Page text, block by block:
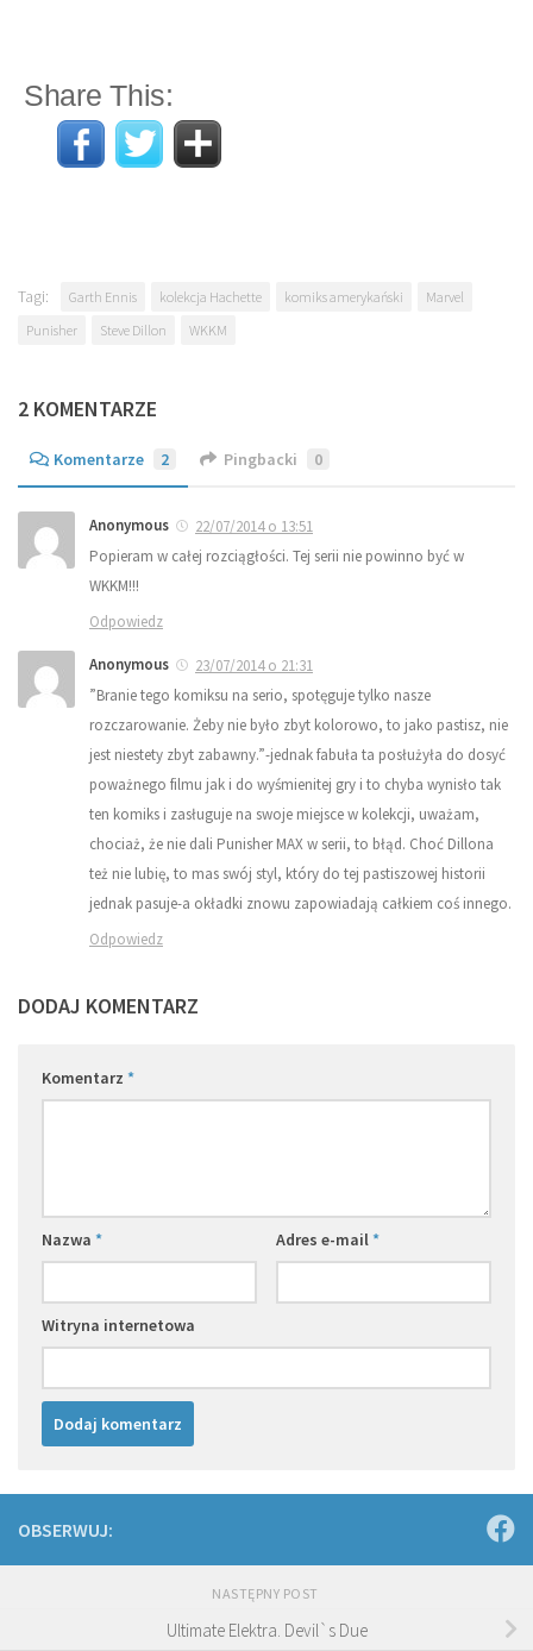
Share This:
Tagi: Garth Ennis kolekcja Hachette komiks amerykański
Marvel
Punisher
Steve Dillon WKKM
2 KOMENTARZE
Komentarze 2 Pingbacki 0
Anonymous
22/07/2014 o 13:51
Popieram w całej rozciągłości. Tej serii nie powinno być w
WKKM!!!
Odpowiedz
Anonymous
23/07/2014 o 21:31
”Branie tego komiksu na serio, spotęguje tylko nasze
rozczarowanie. Żeby nie było zbyt kolorowo, to jako pastisz, nie
jest niestety zbyt zabawny.”-jednak fabuła ta posłużyła do dosyć
poważnego filmu jak i do wyśmienitej gry i to chyba wynisło tak
ten komiks i zasługuje na swoje miejsce w kolekcji, uważam,
chociaż, że nie dali Punisher MAX w serii, to błąd. Choć Dillona
też nie lubię, to mas swój styl, który do tej pastiszowej historii
jednak pasuje-a okładki znowu zapowiadają całkiem coś innego.
Odpowiedz
DODAJ KOMENTARZ
Komentarz *
Nazwa * Adres e-mail *
Witryna internetowa
OBSERWUJ:
NASTĘPNY POST
Ultimate Elektra. Devil`s Due